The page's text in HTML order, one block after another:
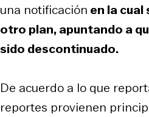
una notificación en la
otro plan, apuntando a
sido descontinuado.
De acuerdo a lo que
reportes provienen